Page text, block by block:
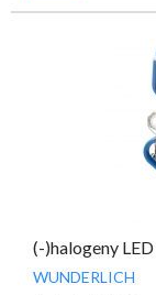
(-)halogeny
WUNDERLICH